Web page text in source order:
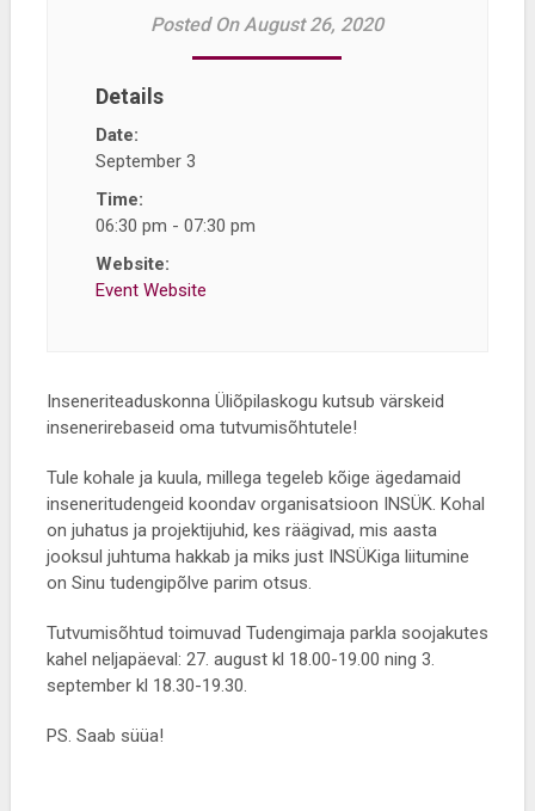
Posted On August 26, 2020
Details
Date:
September 3
Time:
06:30 pm - 07:30 pm
Website:
Event Website
Inseneriteaduskonna Üliõpilaskogu kutsub värskeid
insenerirebaseid oma tutvumisõhtutele!
Tule kohale ja kuula, millega tegeleb kõige ägedamaid
inseneritudengeid koondav organisatsioon INSÜK. Kohal
on juhatus ja projektijuhid, kes räägivad, mis aasta
jooksul juhtuma hakkab ja miks just INSÜKiga liitumine
on Sinu tudengipõlve parim otsus.
Tutvumisõhtud toimuvad Tudengimaja parkla soojakutes
kahel neljapäeval: 27. august kl 18.00-19.00 ning 3.
september kl 18.30-19.30.
PS. Saab süüa!